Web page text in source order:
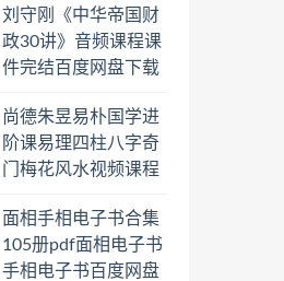
盘下载学习
刘守刚《中华帝国财
政30讲》音频课程课
件完结百度网盘下载
尚德朱昱易朴国学进
阶课易理四柱八字奇
门梅花风水视频课程
学习
面相手相电子书合集
105册pdf面相电子书
手相电子书百度网盘